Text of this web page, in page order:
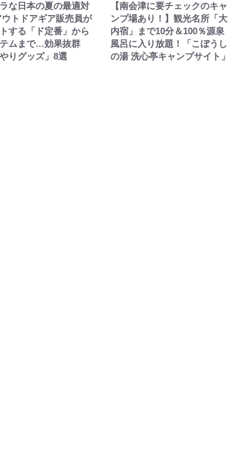
な日本の夏の最適対
トドアギア販売員が
する「ド定番」から
ムまで…効果抜群
やりグッズ」8選
【南会津に要チェックのキャ
ンプ場あり！】観光名所「大
内宿」まで10分＆100％源泉
風呂に入り放題！「こぼうし
の湯 洗心亭キャンプサイト」